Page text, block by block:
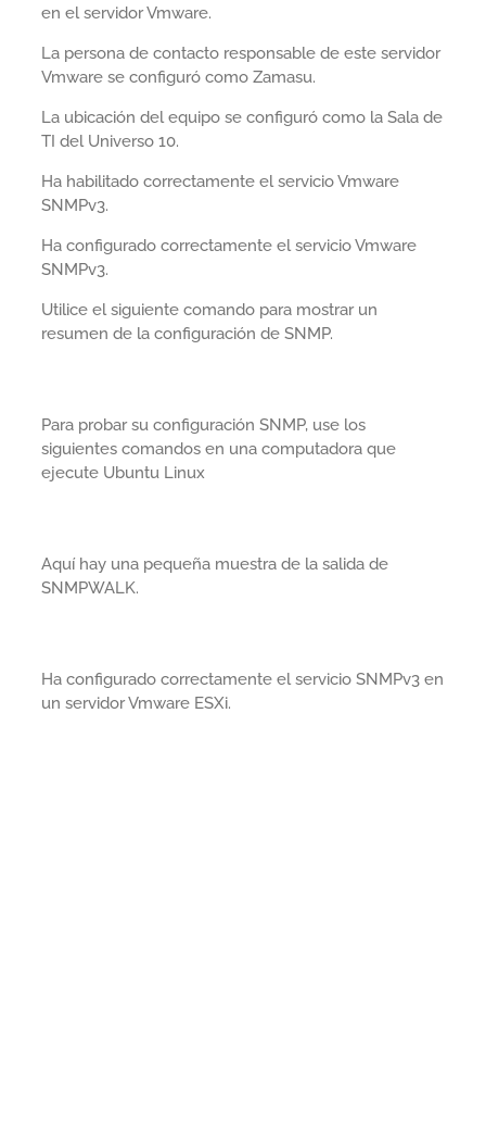
en el servidor Vmware.
La persona de contacto responsable de este servidor
Vmware se configuró como Zamasu.
La ubicación del equipo se configuró como la Sala de
TI del Universo 10.
Ha habilitado correctamente el servicio Vmware
SNMPv3.
Ha configurado correctamente el servicio Vmware
SNMPv3.
Utilice el siguiente comando para mostrar un
resumen de la configuración de SNMP.
Para probar su configuración SNMP, use los
siguientes comandos en una computadora que
ejecute Ubuntu Linux
Aquí hay una pequeña muestra de la salida de
SNMPWALK.
Ha configurado correctamente el servicio SNMPv3 en
un servidor Vmware ESXi.